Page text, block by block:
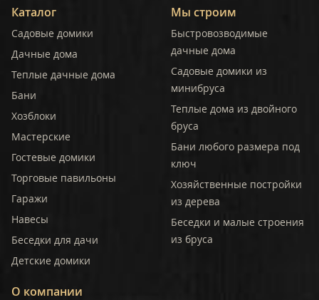
Каталог
Садовые домики
Дачные дома
Теплые дачные дома
Бани
Хозблоки
Мастерские
Гостевые домики
Торговые павильоны
Гаражи
Навесы
Беседки для дачи
Детские домики
Мы строим
Быстровозводимые
дачные дома
Садовые домики из
минибруса
Теплые дома из двойного
бруса
Бани любого размера под
ключ
Хозяйственные постройки
из дерева
Беседки и малые строения
из бруса
О компании